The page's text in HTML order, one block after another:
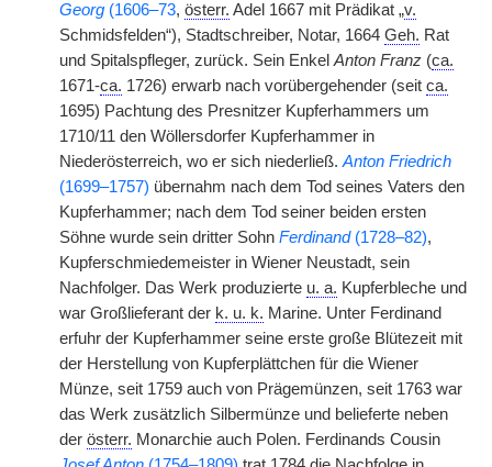
Georg (1606–73, österr. Adel 1667 mit Prädikat „v.
Schmidsfelden“), Stadtschreiber, Notar, 1664 Geh. Rat
und Spitalspfleger, zurück. Sein Enkel Anton Franz (ca.
1671-ca. 1726) erwarb nach vorübergehender (seit ca.
1695) Pachtung des Presnitzer Kupferhammers um
1710/11 den Wöllersdorfer Kupferhammer in
Niederösterreich, wo er sich niederließ. Anton Friedrich
(1699–1757) übernahm nach dem Tod seines Vaters den
Kupferhammer; nach dem Tod seiner beiden ersten
Söhne wurde sein dritter Sohn Ferdinand(1728–82),
Kupferschmiedemeister in Wiener Neustadt, sein
Nachfolger. Das Werk produzierte u. a. Kupferbleche und
war Großlieferant der k. u. k. Marine. Unter Ferdinand
erfuhr der Kupferhammer seine erste große Blütezeit mit
der Herstellung von Kupferplättchen für die Wiener
Münze, seit 1759 auch von Prägemünzen, seit 1763 war
das Werk zusätzlich Silbermünze und belieferte neben
der österr. Monarchie auch Polen. Ferdinands Cousin